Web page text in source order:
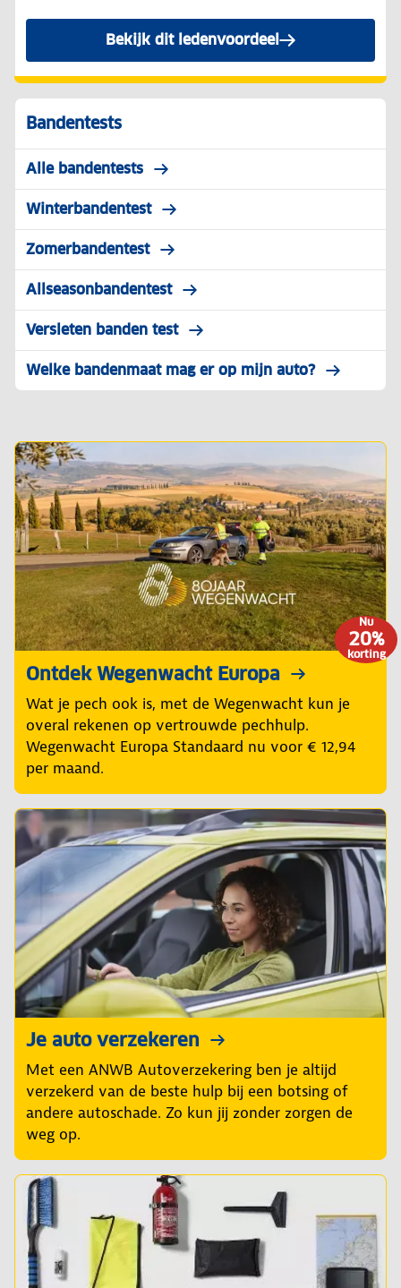
Bekijk dit ledenvoordeel
Bandentests
Alle bandentests
Winterbandentest
Zomerbandentest
Allseasonbandentest
Versleten banden test
Welke bandenmaat mag er op mijn auto?
Nu
20%
korting
Ontdek Wegenwacht Europa
Wat je pech ook is, met de Wegenwacht kun je
overal rekenen op vertrouwde pechhulp.
Wegenwacht Europa Standaard nu voor € 12,94
per maand.
Je auto verzekeren
Met een ANWB Autoverzekering ben je altijd
verzekerd van de beste hulp bij een botsing of
andere autoschade. Zo kun jij zonder zorgen de
weg op.